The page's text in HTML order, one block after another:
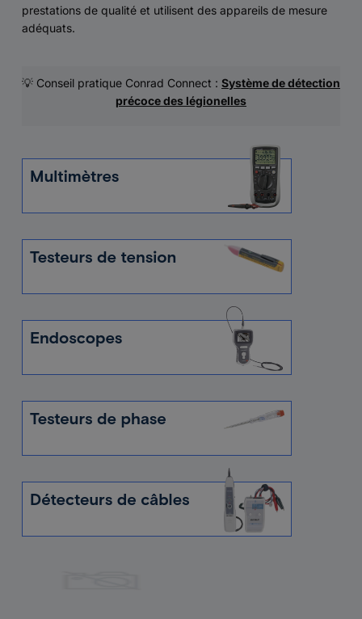
prestations de qualité et utilisent des appareils de mesure
adéquats.
💡 Conseil pratique Conrad Connect : Système de détection
précoce des légionelles